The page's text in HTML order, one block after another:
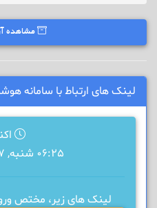
مشاهده
لینک های ارتباط با سامانه
06:25 شنبه, 17 مرداد 1405
لینک های زیر، مختص